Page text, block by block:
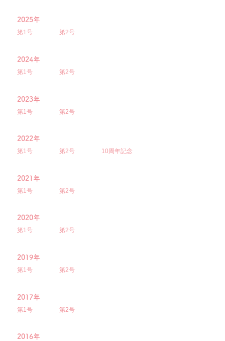
2025年
第1号
第2号
2024年
第1号
第2号
2023年
第1号
第2号
2022年
第1号
第2号 10周年記念
2021年
第1号
第2号
2020年
第1号
第2号
2019年
第1号
第2号
2017年
第1号
第2号
2016年